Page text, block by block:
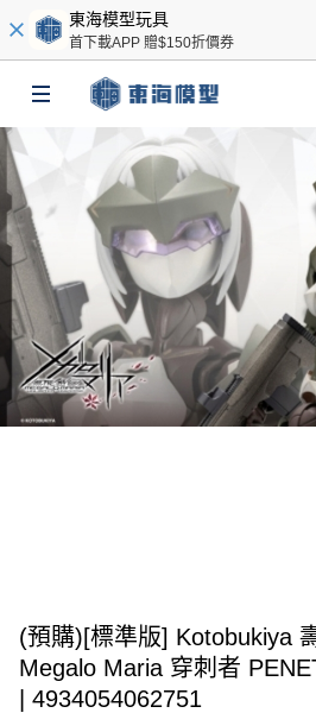
東海模型玩具
首下載APP 贈$150折價券
(預購)[標準版] Kotobukiya
Megalo Maria 穿刺者
| 4934054062751